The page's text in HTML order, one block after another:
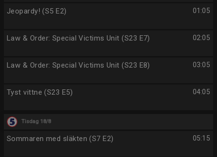
01:05
Jeopardy! (S5 E2)
02:05
Law & Order: Special Victims Unit (S23 E7)
03:05
Law & Order: Special Victims Unit (S23 E8)
04:05
Tyst vittne (S23 E5)
Tisdag 18/8
05:15
Sommaren med släkten (S7 E2)